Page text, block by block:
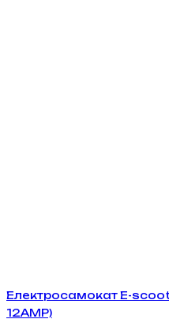
Електросамокат E-
12AMP)